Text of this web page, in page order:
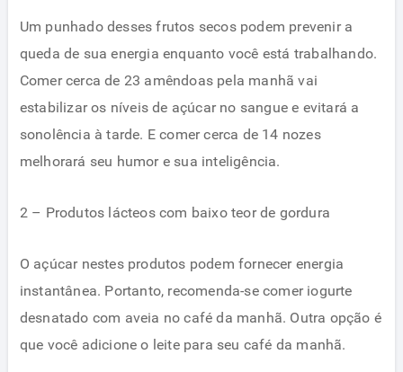
Um punhado desses frutos secos podem prevenir a
queda de sua energia enquanto você está trabalhando.
Comer cerca de 23 amêndoas pela manhã vai
estabilizar os níveis de açúcar no sangue e evitará a
sonolência à tarde. E comer cerca de 14 nozes
melhorará seu humor e sua inteligência.
2 – Produtos lácteos com baixo teor de gordura
O açúcar nestes produtos podem fornecer energia
instantânea. Portanto, recomenda-se comer iogurte
desnatado com aveia no café da manhã. Outra opção é
que você adicione o leite para seu café da manhã.